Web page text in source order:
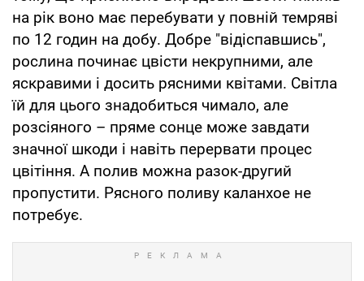
на рік воно має перебувати у повній темряві
по 12 годин на добу. Добре "відіспавшись",
рослина починає цвісти некрупними, але
яскравими і досить рясними квітами. Світла
їй для цього знадобиться чимало, але
розсіяного – пряме сонце може завдати
значної шкоди і навіть перервати процес
цвітіння. А полив можна разок-другий
пропустити. Рясного поливу каланхое не
потребує.